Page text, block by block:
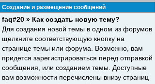
Создание и размещение сообщений
faq#20 » Как создать новую тему?
Для создания новой темы в одном из форумов
щелкните соответствующую кнопку на
странице темы или форума. Возможно, вам
придется зарегистрироваться перед отправкой
сообщения, или созданием темы. Доступные
вам возможности перечислены внизу страниц